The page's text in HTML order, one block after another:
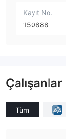
Kayıt No.
150888
Çalışanlar
Tüm